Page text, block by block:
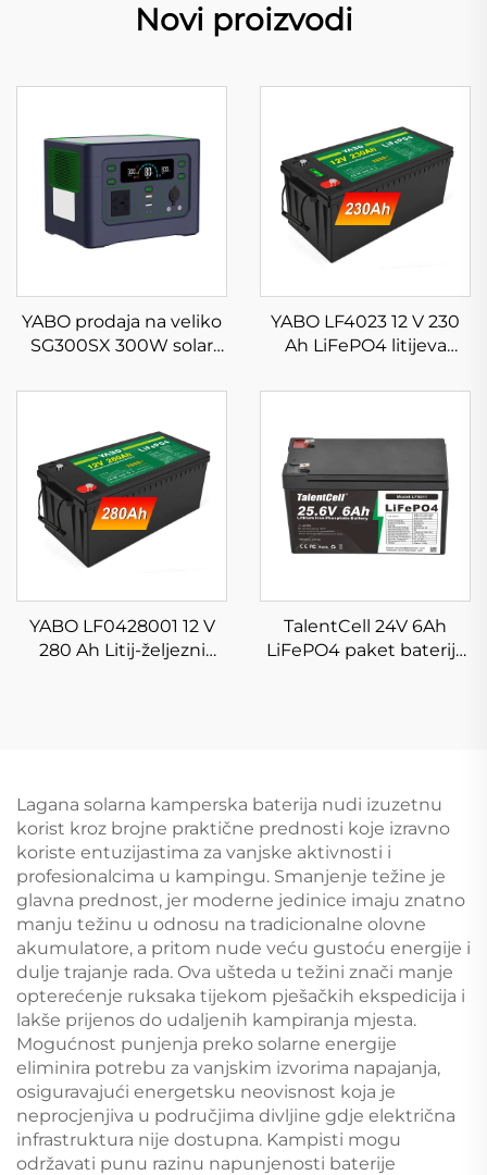
Novi proizvodi
YABO prodaja na veliko
SG300SX 300W solar
i putovanja 288Wh
postrojba s LiFePO4
baterijom
YABO LF4023 12 V 230
Ah LiFePO4 litijeva
Baterija za pražnjenje za
kamper, kampiranje,
YABO LF0428001 12 V
280 Ah Litij-željezni
TalentCell 24V 6Ah
LiFePO4 paket baterija
Lagana solarna kamperska baterija nudi izuzetnu
korist kroz brojne praktične prednosti koje izravno
koriste entuzijastima za vanjske aktivnosti i
profesionalcima u kampingu. Smanjenje težine je
glavna prednost, jer moderne jedinice imaju znatno
manju težinu u odnosu na tradicionalne olovne
akumulatore, a pritom nude veću gustoću energije i
dulje trajanje rada. Ova ušteda u težini znači manje
opterećenje ruksaka tijekom pješačkih ekspedicija i
lakše prijenos do udaljenih kampiranja mjesta.
Mogućnost punjenja preko solarne energije
eliminira potrebu za vanjskim izvorima napajanja,
osiguravajući energetsku neovisnost koja je
neprocjenjiva u područjima divljine gdje električna
infrastruktura nije dostupna. Kampisti mogu
održavati punu razinu napunjenosti baterije